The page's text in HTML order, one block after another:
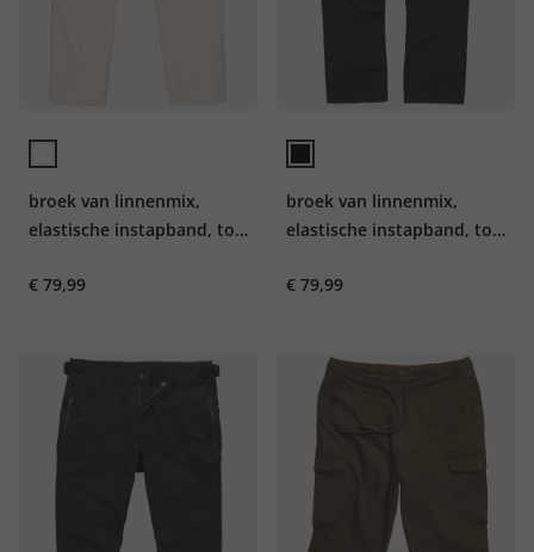
broek van linnenmix,
elastische instapband, tot
€ 79,99
broek van linnenmix,
elastische instapband, tot
€ 79,99